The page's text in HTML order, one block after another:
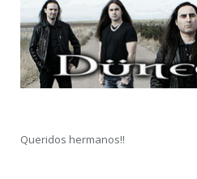
Queridos hermanos!!